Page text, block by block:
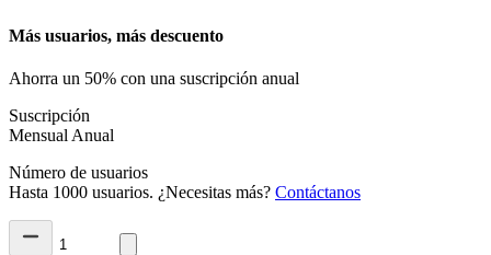
Más usuarios, más descuento
Ahorra un 50% con una suscripción anual
Suscripción
Mensual Anual
Número de usuarios
Hasta 1000 usuarios. ¿Necesitas más? Contáctanos